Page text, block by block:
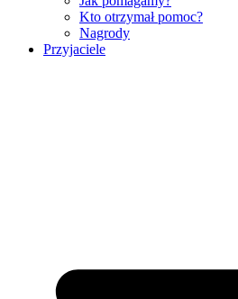
Kto otrzymał pomoc?
Nagrody
Przyjaciele